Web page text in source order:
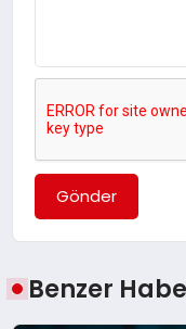
Gönder
Benzer